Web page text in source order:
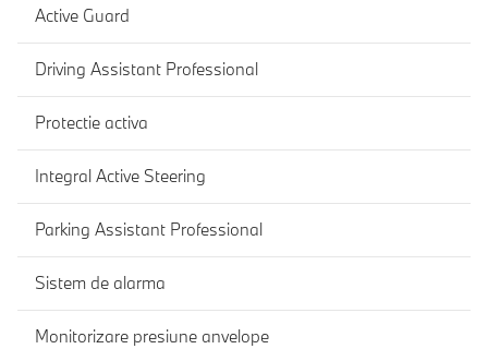
Active Guard
Driving Assistant Professional
Protectie activa
Integral Active Steering
Parking Assistant Professional
Sistem de alarma
Monitorizare presiune anvelope